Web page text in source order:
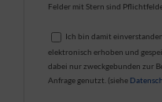
Felder mit Stern sind
Ich bin damit
elektronisch erhoben und
dabei nur zweckgebunden zur
Anfrage genutzt. (siehe